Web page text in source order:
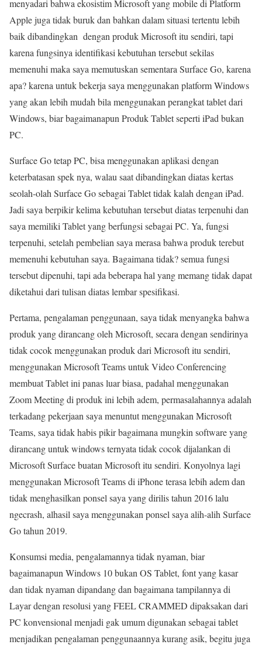
menyadari bahwa ekosistim Microsoft yang mobile di Platform
Apple juga tidak buruk dan bahkan dalam situasi tertentu lebih
baik dibandingkan dengan produk Microsoft itu sendiri, tapi
karena fungsinya identifikasi kebutuhan tersebut sekilas
memenuhi maka saya memutuskan sementara Surface Go, karena
apa? karena untuk bekerja saya menggunakan platform Windows
yang akan lebih mudah bila menggunakan perangkat tablet dari
Windows, biar bagaimanapun Produk Tablet seperti iPad bukan
PC.
Surface Go tetap PC, bisa menggunakan aplikasi dengan
keterbatasan spek nya, walau saat dibandingkan diatas kertas
seolah-olah Surface Go sebagai Tablet tidak kalah dengan iPad.
Jadi saya berpikir kelima kebutuhan tersebut diatas terpenuhi dan
saya memiliki Tablet yang berfungsi sebagai PC. Ya, fungsi
terpenuhi, setelah pembelian saya merasa bahwa produk terebut
memenuhi kebutuhan saya. Bagaimana tidak? semua fungsi
tersebut dipenuhi, tapi ada beberapa hal yang memang tidak dapat
diketahui dari tulisan diatas lembar spesifikasi.
Pertama, pengalaman penggunaan, saya tidak menyangka bahwa
produk yang dirancang oleh Microsoft, secara dengan sendirinya
tidak cocok menggunakan produk dari Microsoft itu sendiri,
menggunakan Microsoft Teams untuk Video Conferencing
membuat Tablet ini panas luar biasa, padahal menggunakan
Zoom Meeting di produk ini lebih adem, permasalahannya adalah
terkadang pekerjaan saya menuntut menggunakan Microsoft
Teams, saya tidak habis pikir bagaimana mungkin software yang
dirancang untuk windows ternyata tidak cocok dijalankan di
Microsoft Surface buatan Microsoft itu sendiri. Konyolnya lagi
menggunakan Microsoft Teams di iPhone terasa lebih adem dan
tidak menghasilkan ponsel saya yang dirilis tahun 2016 lalu
ngecrash, alhasil saya menggunakan ponsel saya alih-alih Surface
Go tahun 2019.
Konsumsi media, pengalamannya tidak nyaman, biar
bagaimanapun Windows 10 bukan OS Tablet, font yang kasar
dan tidak nyaman dipandang dan bagaimana tampilannya di
Layar dengan resolusi yang FEEL CRAMMED dipaksakan dari
PC konvensional menjadi gak umum digunakan sebagai tablet
menjadikan pengalaman penggunaannya kurang asik, begitu juga